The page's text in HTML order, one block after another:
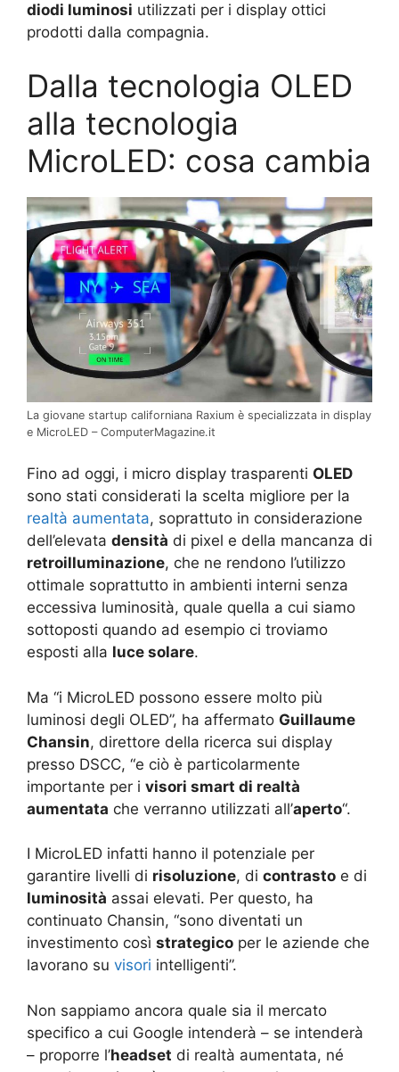
diodi luminosi utilizzati per i display ottici
prodotti dalla compagnia.
Dalla tecnologia OLED
alla tecnologia
MicroLED: cosa cambia
La giovane startup californiana Raxium è specializzata in display
e MicroLED – ComputerMagazine.it
Fino ad oggi, i micro display trasparenti OLED
sono stati considerati la scelta migliore per la
realtà aumentata, soprattuto in considerazione
dell’elevata densità di pixel e della mancanza di
retroilluminazione, che ne rendono l’utilizzo
ottimale soprattutto in ambienti interni senza
eccessiva luminosità, quale quella a cui siamo
sottoposti quando ad esempio ci troviamo
esposti alla luce solare.
Ma “i MicroLED possono essere molto più
luminosi degli OLED”, ha affermato Guillaume
Chansin, direttore della ricerca sui display
presso DSCC, “e ciò è particolarmente
importante per i visori smart di realtà
aumentata che verranno utilizzati all’aperto“.
I MicroLED infatti hanno il potenziale per
garantire livelli di risoluzione, di contrasto e di
luminosità assai elevati. Per questo, ha
continuato Chansin, “sono diventati un
investimento così strategico per le aziende che
lavorano su visori intelligenti”.
Non sappiamo ancora quale sia il mercato
specifico a cui Google intenderà – se intenderà
– proporre l’headset di realtà aumentata, né